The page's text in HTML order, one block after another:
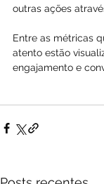
outras ações
Entre as métricas
atento estão
engajamento e